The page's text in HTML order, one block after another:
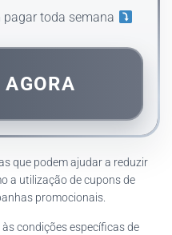
toda semana
AGORA
que podem ajudar a reduzir
a utilização de cupons de
promocionais.
condições específicas de